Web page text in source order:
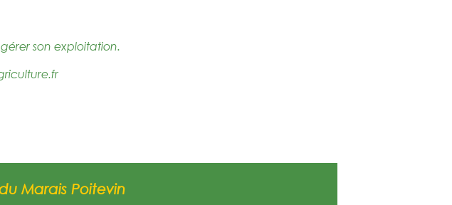
son exploitation.
Marais Poitevin